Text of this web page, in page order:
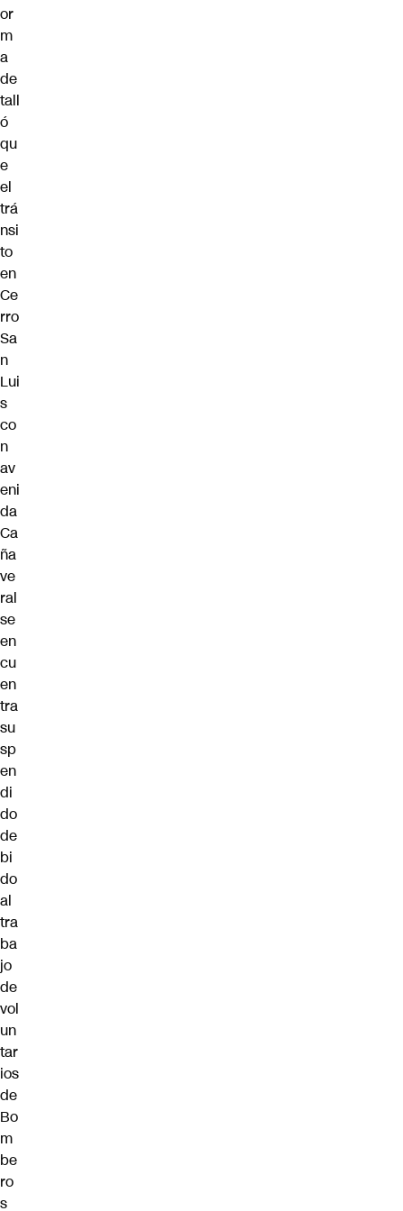
or
m
a
de
tall
ó
qu
e
el
trá
nsi
to
en
Ce
rro
Sa
n
Lui
s
co
n
av
eni
da
Ca
ña
ve
ral
se
en
cu
en
tra
su
sp
en
di
do
de
bi
do
al
tra
ba
jo
de
vol
un
tar
ios
de
Bo
m
be
ro
s